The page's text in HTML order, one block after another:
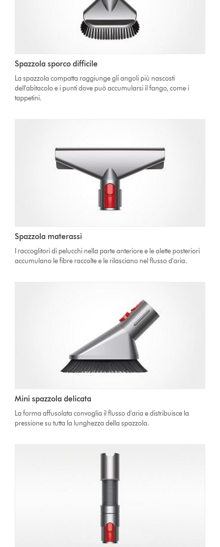
Spazzola sporco difficile
La spazzola compatta raggiunge gli angoli più nascosti
dell'abitacolo e i punti dove può accumularsi il fango, come i
tappetini.
Spazzola materassi
I raccoglitori di pelucchi nella parte anteriore e le alette posteriori
accumulano le fibre raccolte e le rilasciano nel flusso d'aria.
Mini spazzola delicata
La forma affusolata convoglia il flusso d'aria e distribuisce la
pressione su tutta la lunghezza della spazzola.